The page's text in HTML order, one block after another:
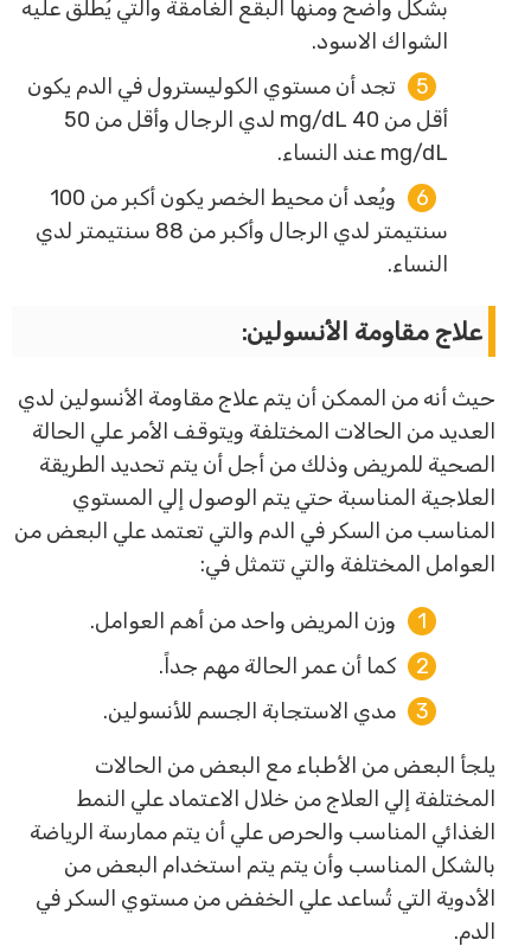
بشكل واضح ومنها البقع الغامقة والتي يُطلق عليه
الشواك الاسود.
تجد أن مستوي الكوليسترول في الدم يكون
أقل من 40 mg/dL لدي الرجال وأقل من 50
mg/dL عند النساء.
ويُعد أن محيط الخصر يكون أكبر من 100
سنتيمتر لدي الرجال وأكبر من 88 سنتيمتر لدي
النساء.
علاج مقاومة الأنسولين:
حيث أنه من الممكن أن يتم علاج مقاومة الأنسولين لدي
العديد من الحالات المختلفة ويتوقف الأمر علي الحالة
الصحية للمريض وذلك من أجل أن يتم تحديد الطريقة
العلاجية المناسبة حتي يتم الوصول إلي المستوي
المناسب من السكر في الدم والتي تعتمد علي البعض من
العوامل المختلفة والتي تتمثل في:
وزن المريض واحد من أهم العوامل.
كما أن عمر الحالة مهم جداً.
مدي الاستجابة الجسم للأنسولين.
يلجأ البعض من الأطباء مع البعض من الحالات
المختلفة إلي العلاج من خلال الاعتماد علي النمط
الغذائي المناسب والحرص علي أن يتم ممارسة الرياضة
بالشكل المناسب وأن يتم يتم استخدام البعض من
الأدوية التي تُساعد علي الخفض من مستوي السكر في
الدم.